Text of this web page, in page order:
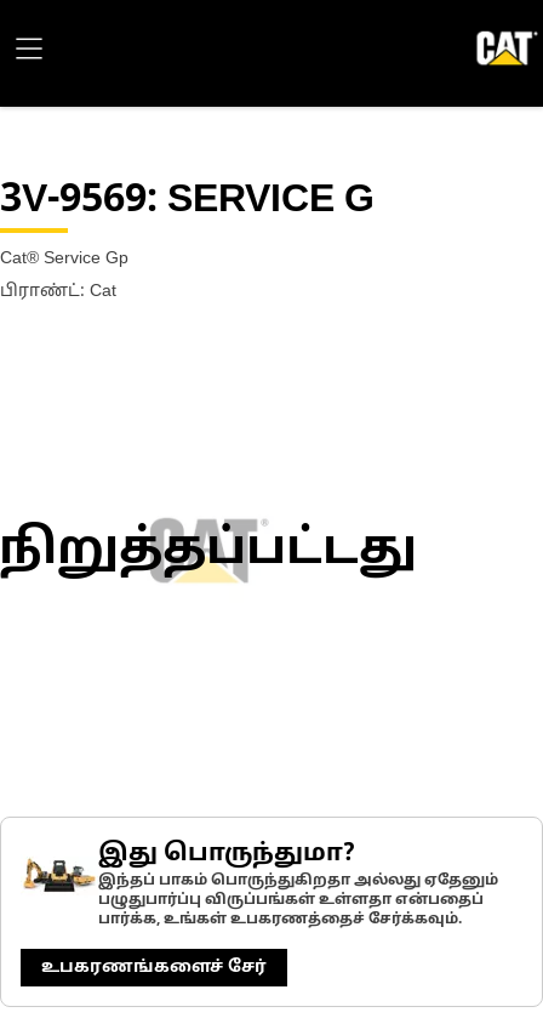
3V-9569: SERVICE G
Cat® Service Gp
பிராண்ட்: Cat
நிறுத்தப்பட்டது
இது பொருந்துமா?
இந்தப் பாகம் பொருந்துகிறதா அல்லது ஏதேனும்
பழுதுபார்ப்பு விருப்பங்கள் உள்ளதா என்பதைப்
பார்க்க, உங்கள் உபகரணத்தைச் சேர்க்கவும்.
உபகரணங்களைச் சேர்